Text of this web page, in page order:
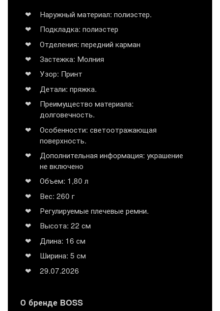
Наружный материал: полиэстер.
Подкладка: полиэстер
Отделения: передний карман
Застежка: Молния
Узор: Принт
Детали: пряжка.
Преимущество материала:
долговечность.
Особенности: светоотражающая
поверхность.
Дополнительная информация: украшение
не включено
Объем: 1,80 л
Вес: 260 г
Регулируемые плечевые ремни.
Высота: 22 см
Длина: 16 см
Ширина: 5 см
29.07.2026
О бренде BOSS